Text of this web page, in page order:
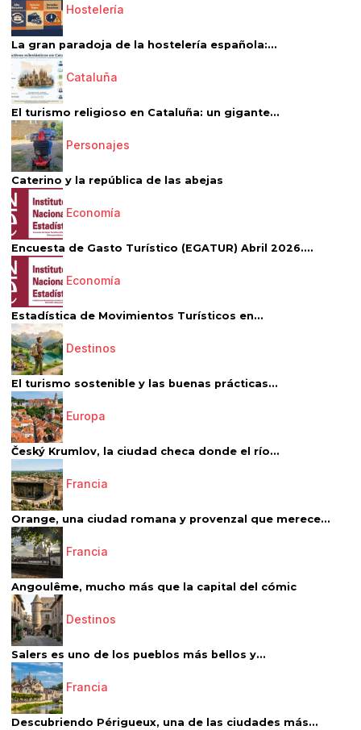
Hostelería
La gran paradoja de la hostelería española:...
Cataluña
El turismo religioso en Cataluña: un gigante...
Personajes
Caterino y la república de las abejas
Economía
Encuesta de Gasto Turístico (EGATUR) Abril 2026....
Economía
Estadística de Movimientos Turísticos en...
Destinos
El turismo sostenible y las buenas prácticas...
Europa
Český Krumlov, la ciudad checa donde el río...
Francia
Orange, una ciudad romana y provenzal que merece...
Francia
Angoulême, mucho más que la capital del cómic
Destinos
Salers es uno de los pueblos más bellos y...
Francia
Descubriendo Périgueux, una de las ciudades más...